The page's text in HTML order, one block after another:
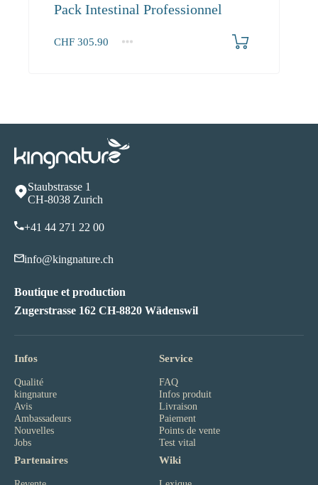
Pack Intestinal Professionnel
CHF 305.90
1+
Staubstrasse 1
CH-8038 Zurich
+41 44 271 22 00
info@kingnature.ch
Boutique et production
Zugerstrasse 162 CH-8820 Wädenswil
Infos
Qualité
kingnature
Avis
Ambassadeurs
Nouvelles
Jobs
Service
FAQ
Infos produit
Livraison
Paiement
Points de vente
Test vital
Partenaires
Wiki